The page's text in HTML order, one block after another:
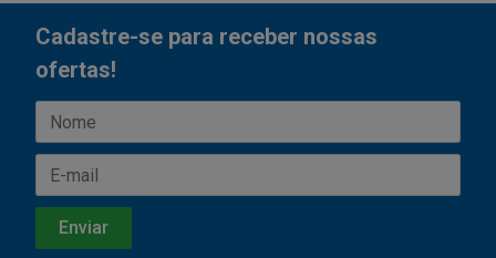
Cadastre-se para receber nossas
ofertas!